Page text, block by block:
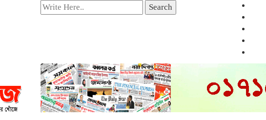
Search